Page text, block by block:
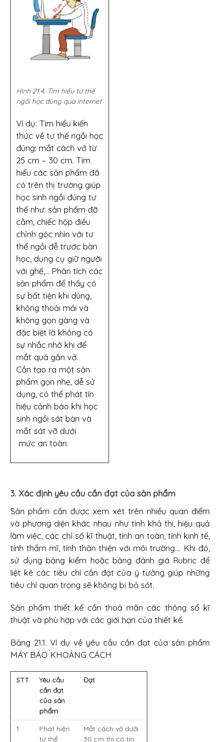
Hình 21.4. Tìm hiểu tư thế
ngồi học đúng qua internet
Ví dụ: Tìm hiểu kiến
thức về tư thế ngồi học
đúng: mắt cách vở từ
25 cm – 30 cm. Tìm
hiểu các sản phẩm đã
có trên thị trường giúp
học sinh ngồi đúng tư
thế như: sản phẩm đỡ
cằm, chiếc hộp điều
chỉnh góc nhìn với tư
thế ngồi đễ trước bàn
học, dụng cụ giữ người
với ghế,... Phân tích các
sản phẩm để thấy có
sự bất tiện khi dùng,
không thoải mái và
không gọn gàng và
đặc biệt là không có
sự nhắc nhở khi để
mắt quá gần vở.
Cần tạo ra một sản
phẩm gọn nhẹ, dễ sử
dụng, có thể phát tín
hiệu cảnh báo khi học
sinh ngồi sát bàn và
mắt sát vỡ dưới
mức an toàn.
3. Xác định yêu cầu cần đạt của sản phẩm
Sản phẩm cần được xem xét trên nhiều quan điểm
và phương diện khác nhau như tính khả thi, hiệu quả
làm việc, các chỉ số kĩ thuật, tính an toàn, tính kinh tế,
tính thẩm mĩ, tính thân thiện với môi trường.... Khi đó,
sử dụng bảng kiểm hoặc bảng đánh giá Rubric để
liệt kê các tiêu chí cần đạt của ý tưởng giúp những
tiêu chí quan trọng sẽ không bị bỏ sót.
Sản phẩm thiết kế cần thoả mãn các thông số kĩ
thuật và phù hợp với các giới hạn của thiết kế.
Bảng 21.1. Ví dụ về yêu cầu cần đạt của sản phẩm
MÁY BÁO KHOẢNG CÁCH
STT
Yêu cầu
cần đạt
của sản
phẩm
Đạt
1
Phát hiện
tư thế
Mắt cách vở dưới
30 cm thì có tín